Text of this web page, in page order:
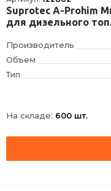
Suprotec A-Prohim
для дизельного
Производитель
Объем
Тип
На складе: 600 шт.